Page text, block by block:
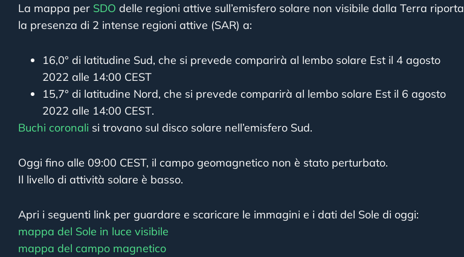
La mappa per SDO delle regioni attive sull’emisfero solare non visibile dalla Terra riporta
la presenza di 2 intense regioni attive (SAR) a:
16,0° di latitudine Sud, che si prevede comparirà al lembo solare Est il 4 agosto
2022 alle 14:00 CEST
15,7° di latitudine Nord, che si prevede comparirà al lembo solare Est il 6 agosto
2022 alle 14:00 CEST.
Buchi coronali si trovano sul disco solare nell’emisfero Sud.
Oggi fino alle 09:00 CEST, il campo geomagnetico non è stato perturbato.
Il livello di attività solare è basso.
Apri i seguenti link per guardare e scaricare le immagini e i dati del Sole di oggi:
mappa del Sole in luce visibile
mappa del campo magnetico